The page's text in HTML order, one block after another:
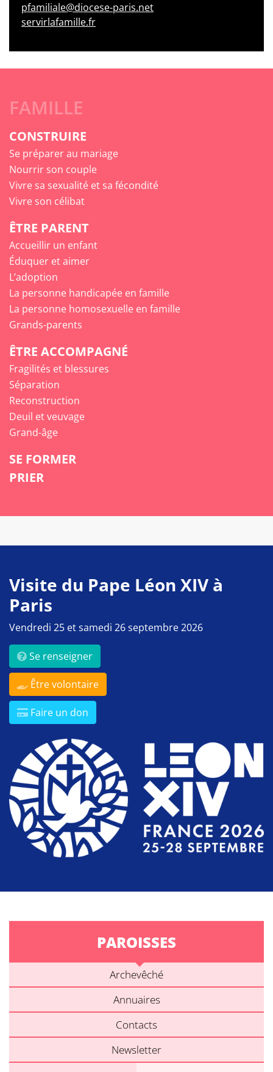
pfamiliale@diocese-paris.net
servirlafamille.fr
FAMILLE
CONSTRUIRE
Se préparer au mariage
Nourrir son couple
Vivre sa sexualité et sa fécondité
Vivre son célibat
ÊTRE PARENT
Accueillir un enfant
Éduquer et aimer
L’adoption
La personne handicapée en famille
La personne homosexuelle en famille
Grands-parents
ÊTRE ACCOMPAGNÉ
Fragilités et blessures
Séparation
Reconstruction
Deuil et veuvage
Grand-âge
SE FORMER
PRIER
Visite du Pape Léon XIV à
Paris
Vendredi 25 et samedi 26 septembre 2026
Se renseigner
Être volontaire
Faire un don
PAROISSES
Archevêché
Annuaires
Contacts
Newsletter